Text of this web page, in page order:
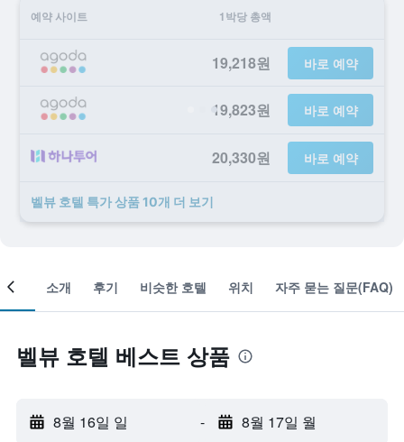
예약 사이트 1박당 총액
19,218원 바로 예약
19,823원 바로 예약
20,330원 바로 예약
벨뷰 호텔 ​특가 ​상품 10개 ​더 ​보기
객실 소개 후기 비슷한 호텔 위치 자주 묻는 질문(FAQ)
벨뷰 호텔 베스트 상품
8월 16일 일 - 8월 17일 월